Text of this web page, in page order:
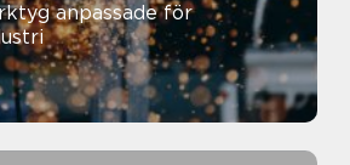
anpassade för